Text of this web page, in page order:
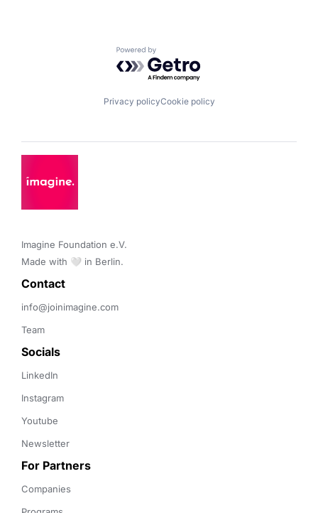
Powered by Getro.com
Privacy policyCookie policy
Imagine Foundation e.V.
Made with 🤍 in Berlin.
Contact
info@joinimagine.com
Team
Socials
LinkedIn
Instagram
Youtube
Newsletter
For Partners
Companies